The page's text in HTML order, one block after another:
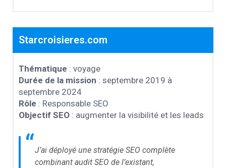
Starcroisieres.com
Thématique : voyage
Durée de la mission : septembre 2019 à
septembre 2024
Rôle : Responsable SEO
Objectif SEO : augmenter la visibilité et les leads
“J’ai déployé une stratégie SEO complète
combinant audit SEO de l’existant,